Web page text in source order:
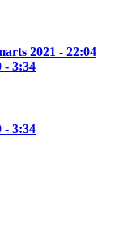
2021 - 22:04
- 3:34
- 3:34